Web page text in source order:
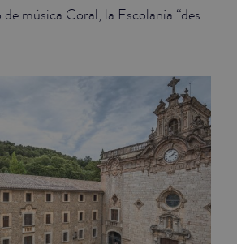
música Coral, la Escolanía “des